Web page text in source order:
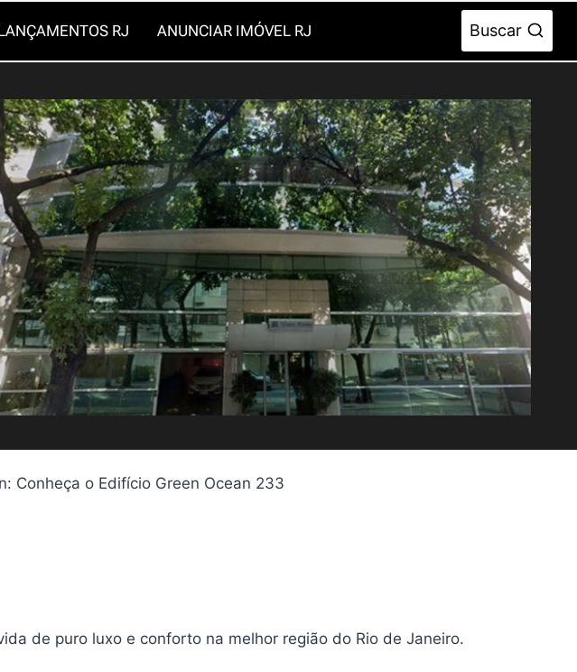
RJ ANUNCIAR IMÓVEL RJ Buscar
Conheça o Edifício Green Ocean 233
de puro luxo e conforto na melhor região do Rio de Janeiro.